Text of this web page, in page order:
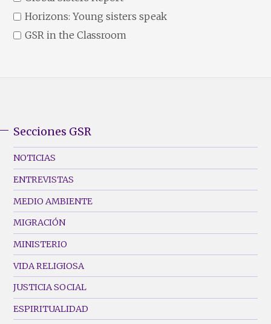
Horizons: Young sisters speak
GSR in the Classroom
Footer
Menu
(Left)
Secciones GSR
NOTICIAS
ENTREVISTAS
MEDIO AMBIENTE
MIGRACIÓN
MINISTERIO
VIDA RELIGIOSA
JUSTICIA SOCIAL
ESPIRITUALIDAD